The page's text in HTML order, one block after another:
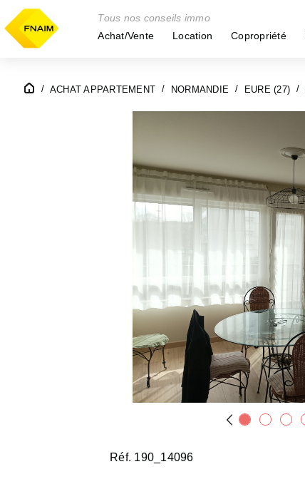
Tous nos conseils immo
Achat/Vente
Location Copropriété
ACHAT APPARTEMENT NORMANDIE EURE (27)
Réf. 190_14096